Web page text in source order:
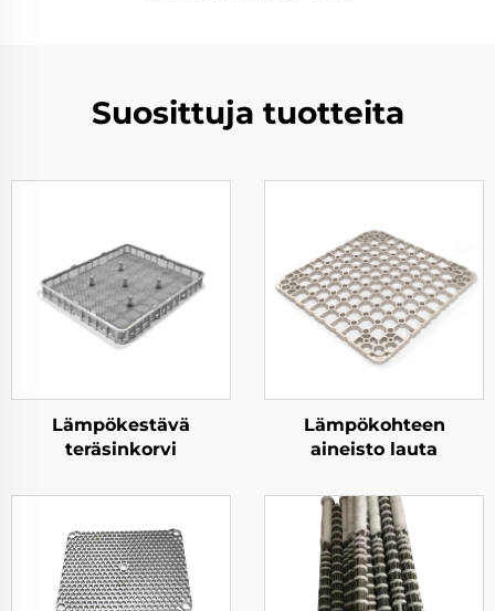
Suosittuja tuotteita
Lämpökestävä
teräsinkorvi
Lämpökohteen
aineisto lauta